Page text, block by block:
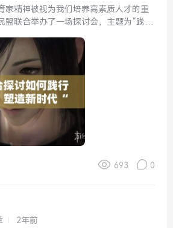
家精神被视为我们培养高素质人才的重
盟联合举办了一场探讨会，主题为“践行
何在新时代背景下塑造具备这种精神的
693 0
2年前